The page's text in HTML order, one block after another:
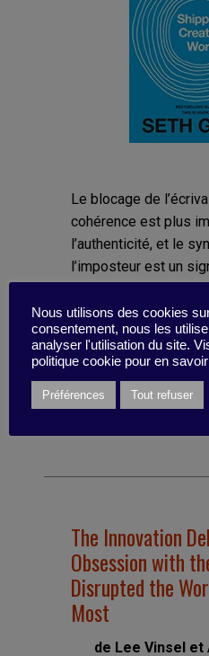
Le blocage de
cohérence est plus
l’authenticité, et le
l’imposteur est un
distingue les grands
pas tant la créativité
la cohérence de leur
comment transformer
reste privée) en une
The Innovation
Obsession with
Disrupted the
Most
de Lee Vinsel et
Nous utilisons des cookies
consentement, nous les
analyser l'utilisation du site.
politique cookie pour en
Préférences Tout refuser